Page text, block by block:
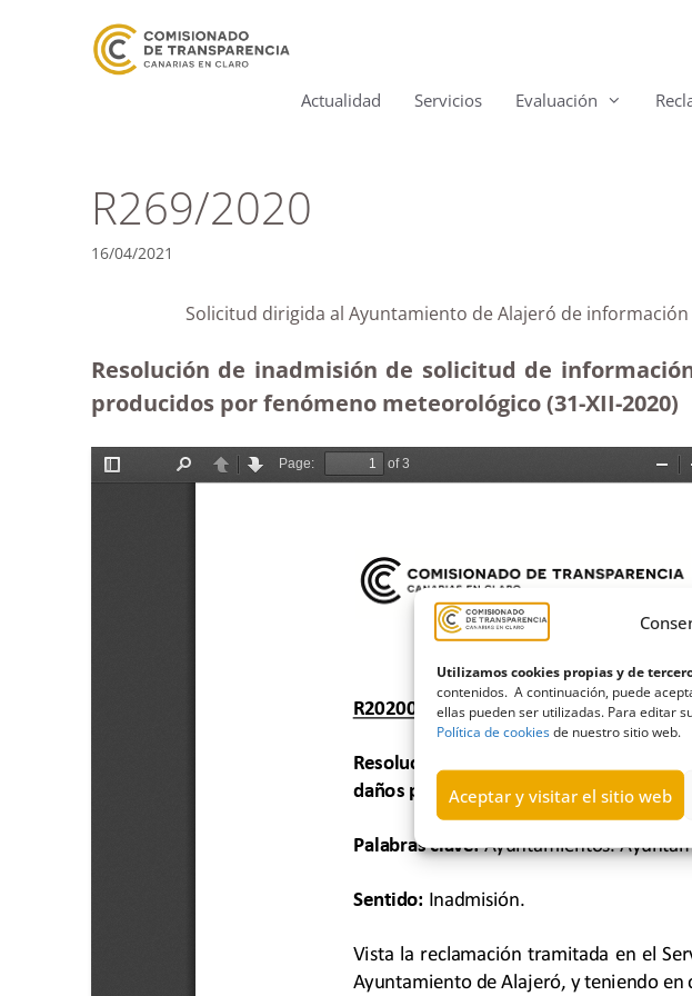
Utilizamos cookies propias y de
contenidos. A continuación, puede
ellas pueden ser utilizadas. Para editar
Política de cookiesde nuestro sitio web.
Aceptar y visitar el sitio web
Actualidad Servicios Evaluación
R269/2020
16/04/2021
Solicitud dirigida al Ayuntamiento de Alajeró de
Resolución de inadmisión de solicitud de
producidos por fenómeno meteorológico (31-XII-2020)